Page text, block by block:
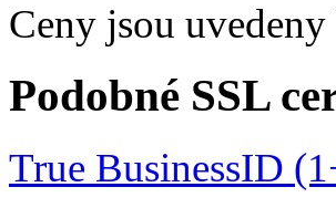
Ceny jsou
Podobné SSL
True BusinessID